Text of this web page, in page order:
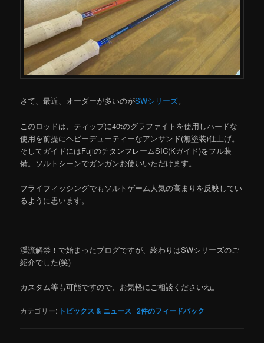
さて、最近、オーダーが多いのがSWシリーズ。
このロッドは、ティップに40tのグラファイトを使用しハードな
使用を前提にヘビーデューティーなアンサンド(無塗装)仕上げ。
そしてガイドにはFujiのチタンフレームSIC(Kガイド)をフル装
備。ソルトシーンでガンガンお使いいただけます。
フライフィッシングでもソルトゲーム人気の高まりを反映してい
るように思います。
渓流解禁！で始まったブログですが、終わりはSWシリーズのご
紹介でした(笑)
カスタム等も可能ですので、お気軽にご相談くださいね。
カテゴリー: トピックス & ニュース |2件のフィードバック